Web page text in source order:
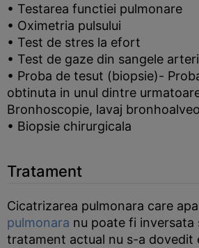
• Testarea functiei pulmonare
• Oximetria pulsului
• Test de stres la efort
• Test de gaze din sangele
• Proba de tesut (biopsie)-
obtinuta in unul dintre
Bronhoscopie, lavaj
• Biopsie chirurgicala
Tratament
Cicatrizarea pulmonara care
pulmonara nu poate fi inversata
tratament actual nu s-a dovedit